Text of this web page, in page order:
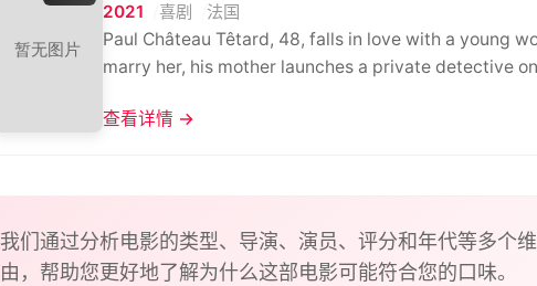
2021 喜剧
法国
Paul Château Têtard, 48, falls in love with a young
marry her, his mother launches a private detective
查看详情 →
我们通过分析电影的类型、导演、演员、评分和年代等多个
由，帮助您更好地了解为什么这部电影可能符合您的口味。